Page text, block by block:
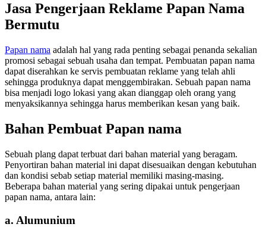
Jasa Pengerjaan Reklame Papan Nama
Bermutu
Papan nama adalah hal yang rada penting sebagai penanda sekalian
promosi sebagai sebuah usaha dan tempat. Pembuatan papan nama
dapat diserahkan ke servis pembuatan reklame yang telah ahli
sehingga produknya dapat menggembirakan. Sebuah papan nama
bisa menjadi logo lokasi yang akan dianggap oleh orang yang
menyaksikannya sehingga harus memberikan kesan yang baik.
Bahan Pembuat Papan nama
Sebuah plang dapat terbuat dari bahan material yang beragam.
Penyortiran bahan material ini dapat disesuaikan dengan kebutuhan
dan kondisi sebab setiap material memiliki masing-masing.
Beberapa bahan material yang sering dipakai untuk pengerjaan
papan nama, antara lain:
a. Alumunium